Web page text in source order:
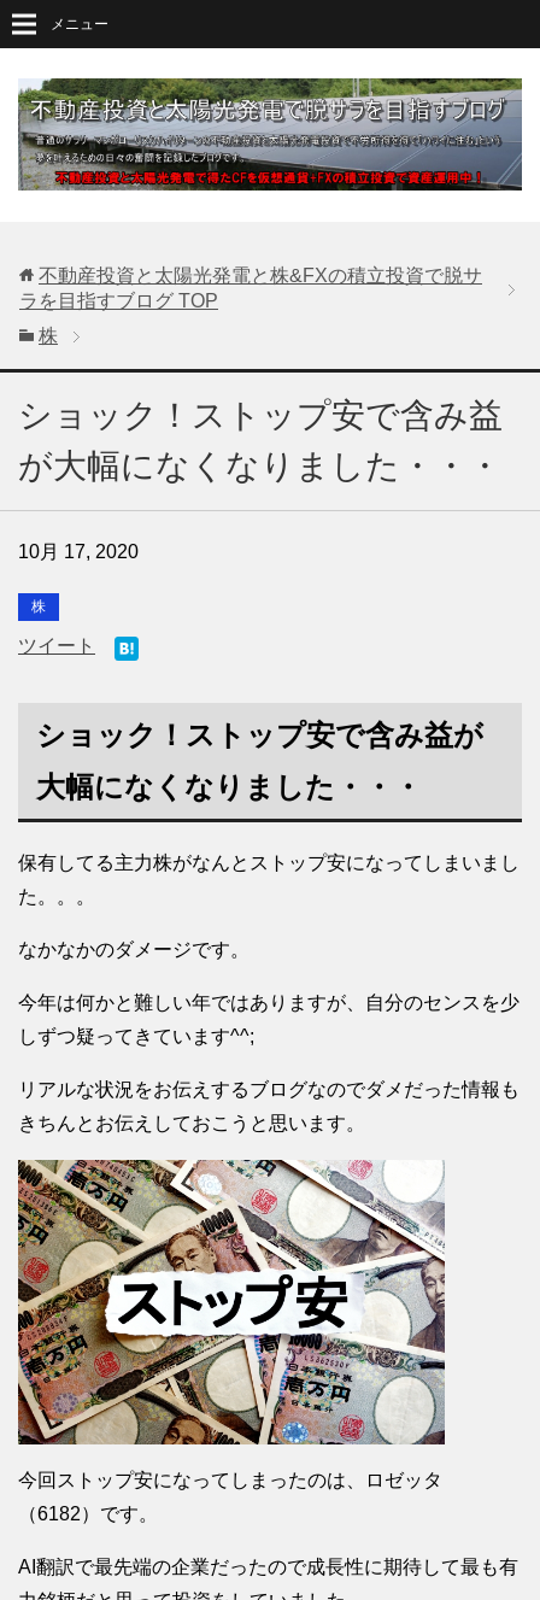
メニュー
不動産投資と太陽光発電と株&FXの積立投資で脱サ
ラを目指すブログ TOP
株
ショック！ストップ安で含み益
が大幅になくなりました・・・
10月 17, 2020
株
ツイート
ショック！ストップ安で含み益が
大幅になくなりました・・・
保有してる主力株がなんとストップ安になってしまいまし
た。。。
なかなかのダメージです。
今年は何かと難しい年ではありますが、自分のセンスを少
しずつ疑ってきています^^;
リアルな状況をお伝えするブログなのでダメだった情報も
きちんとお伝えしておこうと思います。
今回ストップ安になってしまったのは、ロゼッタ
（6182）です。
AI翻訳で最先端の企業だったので成長性に期待して最も有